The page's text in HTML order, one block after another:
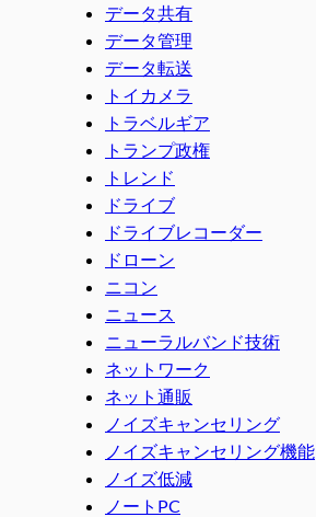
データ共有
データ管理
データ転送
トイカメラ
トラベルギア
トランプ政権
トレンド
ドライブ
ドライブレコーダー
ドローン
ニコン
ニュース
ニューラルバンド技術
ネットワーク
ネット通販
ノイズキャンセリング
ノイズキャンセリング機能
ノイズ低減
ノートPC